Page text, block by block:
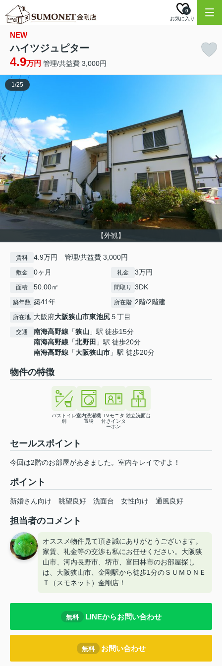
お気に入り
0
NEW
ハイツジュピター
4.9万円 管理/共益費 3,000円
【外観】
1/25
賃料 4.9万円 管理/共益費 3,000円
敷金 0ヶ月 礼金 3万円
面積 50.00㎡ 間取り 3DK
築年数 築41年 所在階 2階/2階建
所在地 大阪府大阪狭山市東池尻５丁目
交通 南海高野線 「狭山 」駅 徒歩15分
南海高野線 「北野田 」駅 徒歩20分
南海高野線 「大阪狭山市 」駅 徒歩20分
物件の特徴
バストイレ
別
室内洗濯機
置場
TVモニタ
付きインタ
ーホン
独立洗面台
セールスポイント
今回は2階のお部屋があきました。室内キレイですよ！
ポイント
新婚さん向け 眺望良好 洗面台 女性向け 通風良好
担当者のコメント
オススメ物件見て頂き誠にありがとうございます。
家賃、礼金等の交渉も私にお任せください。大阪狭
山市、河内長野市、堺市、富田林市のお部屋探し
は、大阪狭山市、金剛駅から徒歩1分のＳＵＭＯＮＥ
Ｔ（スモネット）金剛店！
無料 LINEからお問い合わせ
無料 お問い合わせ